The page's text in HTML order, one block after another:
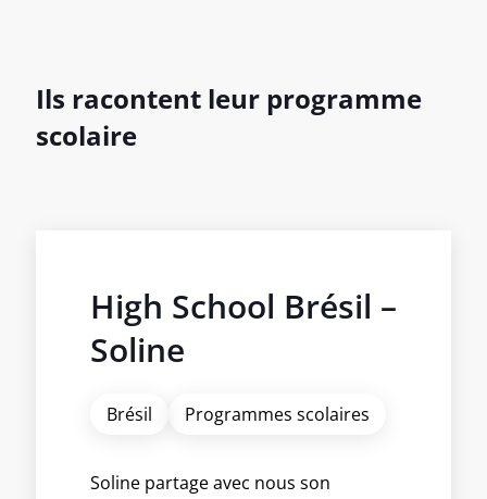
Ils racontent leur programme
scolaire
High School Brésil –
Soline
Brésil Programmes scolaires
Soline partage avec nous son